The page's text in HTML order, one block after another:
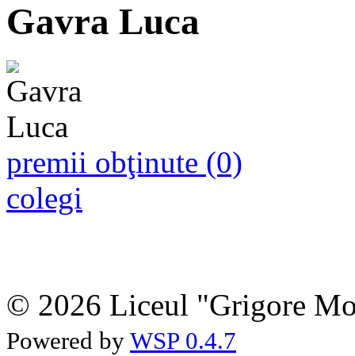
Gavra Luca
premii obţinute (0)
colegi
© 2026 Liceul "Grigore
Powered by WSP 0.4.7